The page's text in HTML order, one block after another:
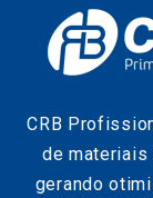
CRB
de materiais
gerando